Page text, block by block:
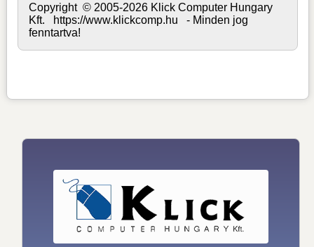
Copyright © 2005-2026 Klick Computer Hungary
Kft. https://www.klickcomp.hu - Minden jog
fenntartva!